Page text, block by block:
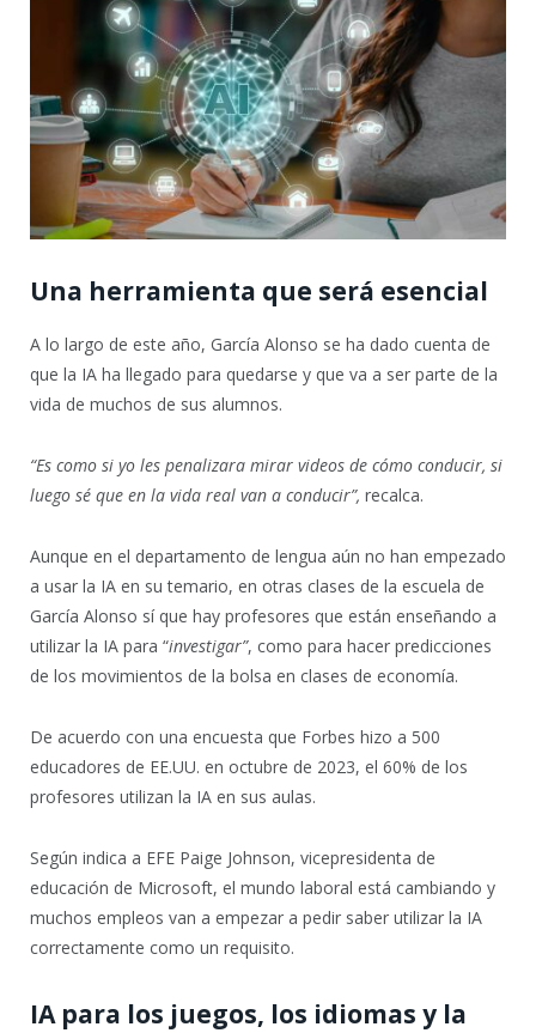
Una herramienta que será esencial
A lo largo de este año, García Alonso se ha dado cuenta de
que la IA ha llegado para quedarse y que va a ser parte de la
vida de muchos de sus alumnos.
“Es como si yo les penalizara mirar videos de cómo conducir, si
luego sé que en la vida real van a conducir”, recalca.
Aunque en el departamento de lengua aún no han empezado
a usar la IA en su temario, en otras clases de la escuela de
García Alonso sí que hay profesores que están enseñando a
utilizar la IA para “investigar”, como para hacer predicciones
de los movimientos de la bolsa en clases de economía.
De acuerdo con una encuesta que Forbes hizo a 500
educadores de EE.UU. en octubre de 2023, el 60% de los
profesores utilizan la IA en sus aulas.
Según indica a EFE Paige Johnson, vicepresidenta de
educación de Microsoft, el mundo laboral está cambiando y
muchos empleos van a empezar a pedir saber utilizar la IA
correctamente como un requisito.
IA para los juegos, los idiomas y la